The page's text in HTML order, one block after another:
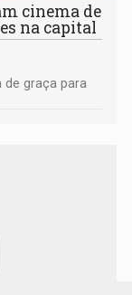
cinema de
na capital
de graça para